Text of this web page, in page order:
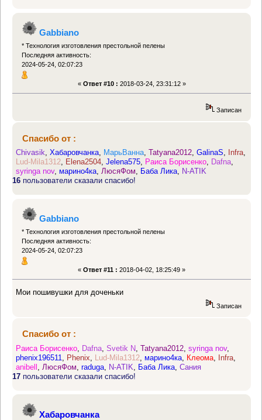
Gabbiano
* Технология изготовления престольной пелены
Последняя активность:
2024-05-24, 02:07:23
« Ответ #10 : 2018-03-24, 23:31:12 »
Записан
Спасибо от :
Chivasik,Хабаровчанка, МарьВанна,Tatyana2012,GalinaS, Infra,
Lud-Mila1312, Elena2504,Jelena575, Раиса Борисенко, Dafna,
syringa nov, марино4ка,ЛюсяФом, Баба Лика, N-ATIK
16 пользователи сказали спасибо!
Gabbiano
* Технология изготовления престольной пелены
Последняя активность:
2024-05-24, 02:07:23
« Ответ #11 : 2018-04-02, 18:25:49 »
Мои пошивушки для доченьки
Записан
Спасибо от :
Раиса Борисенко, Dafna,Svetik N,Tatyana2012,syringa nov,
phenix196511, Phenix, Lud-Mila1312,марино4ка, Клеома, Infra,
anibell ,ЛюсяФом,raduga, N-ATIK, Баба Лика,Сания
17 пользователи сказали спасибо!
Хабаровчанка